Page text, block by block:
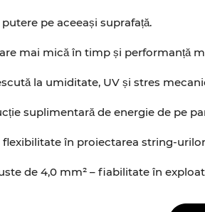
pe aceeași suprafață.
mai mică în timp și performanță
la umiditate, UV și stres
suplimentară de energie de pe
flexibilitate în proiectarea string-
de 4,0 mm² – fiabilitate în